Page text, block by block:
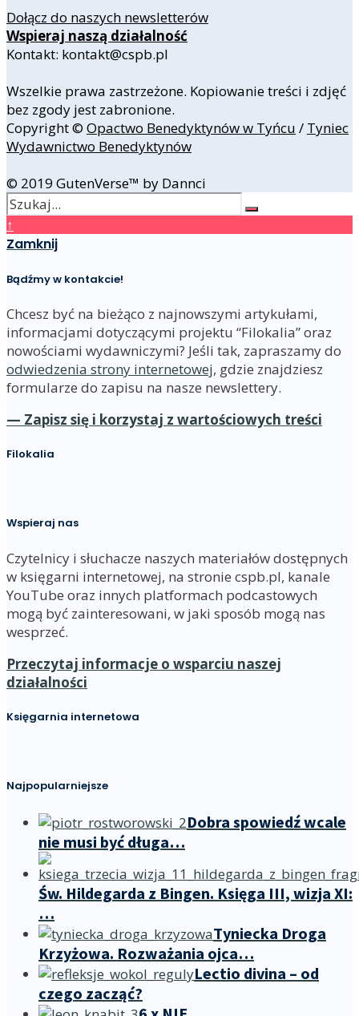
Dołącz do naszych newsletterów
Wspieraj naszą działalność
Kontakt: kontakt@cspb.pl
Wszelkie prawa zastrzeżone. Kopiowanie treści i zdjęć
bez zgody jest zabronione.
Copyright © Opactwo Benedyktynów w Tyńcu / Tyniec
Wydawnictwo Benedyktynów
© 2019 GutenVerse™ by Dannci
↑
Zamknij
Bądźmy w kontakcie!
Chcesz być na bieżąco z najnowszymi artykułami,
informacjami dotyczącymi projektu “Filokalia” oraz
nowościami wydawniczymi? Jeśli tak, zapraszamy do
odwiedzenia strony internetowej, gdzie znajdziesz
formularze do zapisu na nasze newslettery.
— Zapisz się i korzystaj z wartościowych treści
Filokalia
Wspieraj nas
Czytelnicy i słuchacze naszych materiałów dostępnych
w księgarni internetowej, na stronie cspb.pl, kanale
YouTube oraz innych platformach podcastowych
mogą być zainteresowani, w jaki sposób mogą nas
wesprzeć.
Przeczytaj informacje o wsparciu naszej
działalności
Księgarnia internetowa
Najpopularniejsze
Dobra spowiedź wcale
nie musi być długa…
Św. Hildegarda z Bingen. Księga III, wizja XI:
…
Tyniecka Droga
Krzyżowa. Rozważania ojca…
Lectio divina – od
czego zacząć?